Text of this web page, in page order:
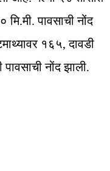
मि.मी. पावसाची नोंद
१६५, दावडी
नोंद झाली.